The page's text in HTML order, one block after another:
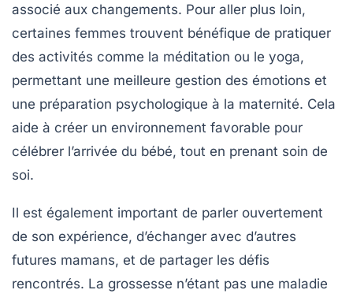
associé aux changements. Pour aller plus loin,
certaines femmes trouvent bénéfique de pratiquer
des activités comme la méditation ou le yoga,
permettant une meilleure gestion des émotions et
une préparation psychologique à la maternité. Cela
aide à créer un environnement favorable pour
célébrer l’arrivée du bébé, tout en prenant soin de
soi.
Il est également important de parler ouvertement
de son expérience, d’échanger avec d’autres
futures mamans, et de partager les défis
rencontrés. La grossesse n’étant pas une maladie